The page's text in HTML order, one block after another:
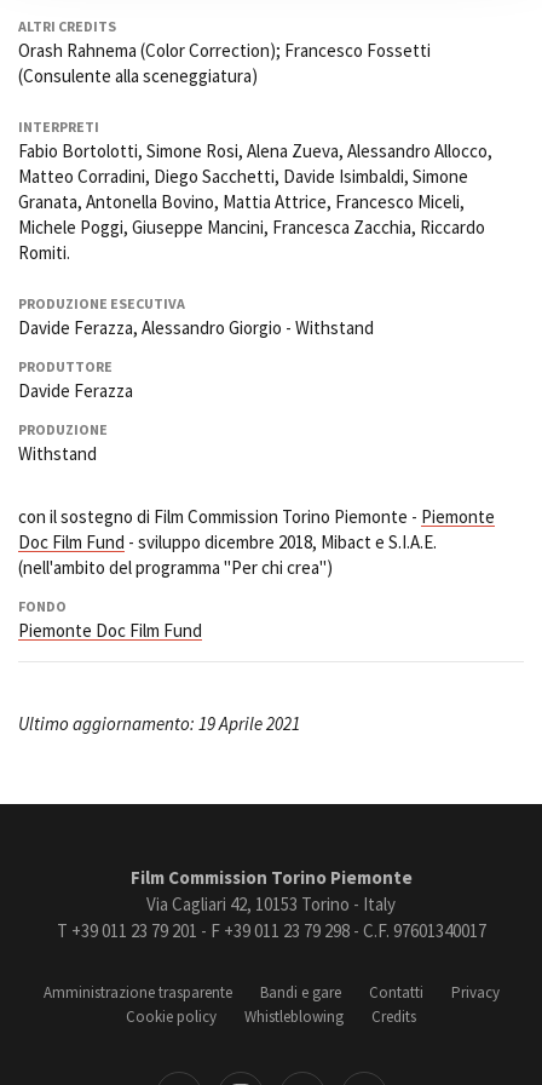
ALTRI CREDITS
Orash Rahnema (Color Correction); Francesco Fossetti
(Consulente alla sceneggiatura)
INTERPRETI
Fabio Bortolotti, Simone Rosi, Alena Zueva, Alessandro Allocco,
Matteo Corradini, Diego Sacchetti, Davide Isimbaldi, Simone
Granata, Antonella Bovino, Mattia Attrice, Francesco Miceli,
Michele Poggi, Giuseppe Mancini, Francesca Zacchia, Riccardo
Romiti.
PRODUZIONE ESECUTIVA
Davide Ferazza, Alessandro Giorgio - Withstand
PRODUTTORE
Davide Ferazza
PRODUZIONE
Withstand
con il sostegno di Film Commission Torino Piemonte - Piemonte
Doc Film Fund - sviluppo dicembre 2018, Mibact e S.I.A.E.
(nell'ambito del programma "Per chi crea")
FONDO
Piemonte Doc Film Fund
Ultimo aggiornamento: 19 Aprile 2021
Film Commission Torino Piemonte
Via Cagliari 42, 10153 Torino - Italy
T +39 011 23 79 201 - F +39 011 23 79 298 - C.F. 97601340017
Amministrazione trasparente Bandi e gare Contatti
Privacy
Cookie policy
Whistleblowing Credits